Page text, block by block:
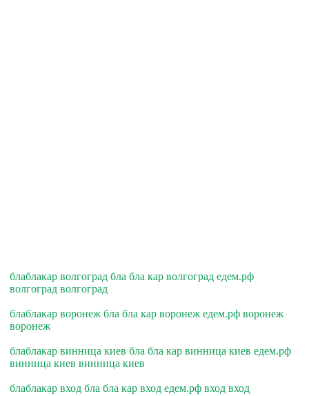
блаблакар волгоград бла бла кар волгоград едем.рф
волгоград волгоград
блаблакар воронеж бла бла кар воронеж едем.рф воронеж
воронеж
блаблакар винница киев бла бла кар винница киев едем.рф
винница киев винница киев
блаблакар вход бла бла кар вход едем.рф вход вход